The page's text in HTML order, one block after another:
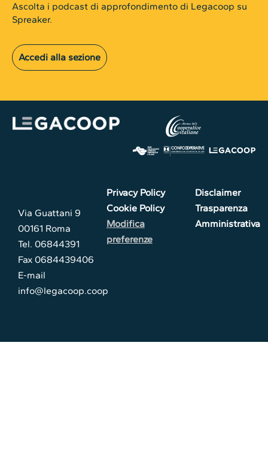
Ascolta i podcast di approfondimento di Legacoop su
Spreaker.
Accedi alla sezione
Via Guattani 9
00161 Roma
Tel. 06844391
Fax 0684439406
E-mail
info@legacoop.coop
Privacy Policy
Cookie Policy
Modifica
preferenze
Disclaimer
Trasparenza
Amministrativa